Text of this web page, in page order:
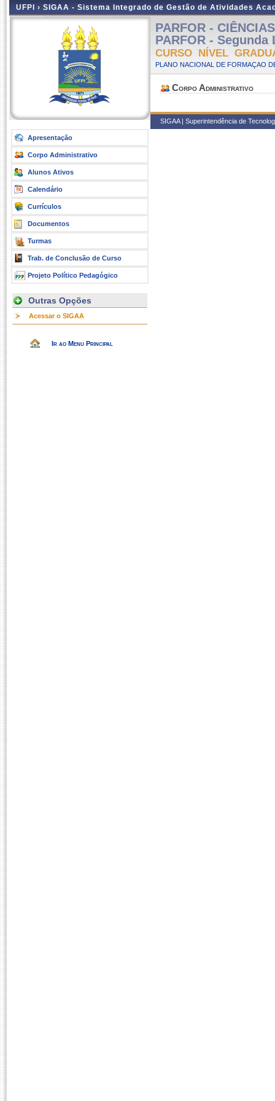
UFPI › SIGAA - Sistema Integrado de Gestão de Atividades
Apresentação
Corpo Administrativo
Alunos Ativos
Calendário
Currículos
Documentos
Turmas
Trab. de Conclusão de Curso
Projeto Político Pedagógico
Outras Opções
Acessar o SIGAA
Ir ao Menu Principal
PARFOR -
PARFOR -
CURSO NÍVEL
PLANO NACIONAL DE FORMAÇAO
Corpo Administrativo
SIGAA | Superintendência de